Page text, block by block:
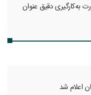
به‌کارگیری دقیق عنوان
اعلام شد